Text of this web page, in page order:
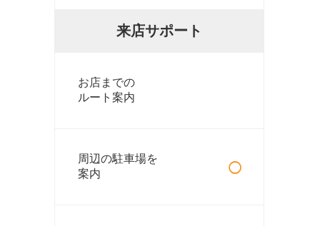
来店サポート
お店までの
ルート案内
周辺の駐車場を
案内
○